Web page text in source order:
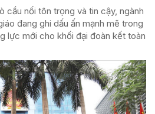
cầu nối tôn trọng và tin cậy, ngành
đang ghi dấu ấn mạnh mẽ trong
lực mới cho khối đại đoàn kết toàn